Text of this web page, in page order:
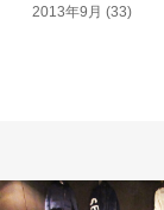
2013年9月 (33)